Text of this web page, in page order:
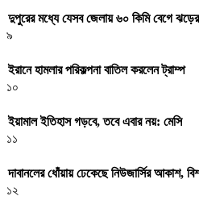
দুপুরের মধ্যে যেসব জেলায় ৬০ কিমি বেগে
৯
ইরানে হামলার পরিকল্পনা বাতিল করলেন ট্রাম্প
১০
ইয়ামাল ইতিহাস গড়বে, তবে এবার নয়: মেসি
১১
দাবানলের ধোঁয়ায় ঢেকেছে নিউজার্সির আকাশ,
১২